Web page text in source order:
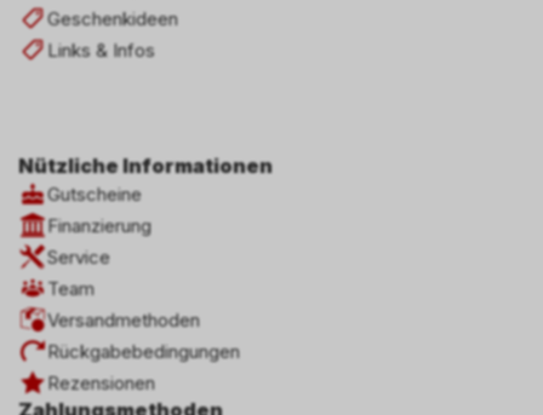
Geschenkideen
Links & Infos
Nützliche Informationen
Gutscheine
Finanzierung
Service
Team
Versandmethoden
Rückgabebedingungen
Rezensionen